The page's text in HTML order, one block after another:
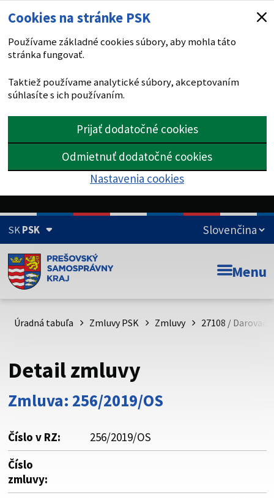
Cookies na stránke PSK
Používame základné cookies súbory, aby mohla táto
stránka fungovať.
Taktiež používame analytické súbory, akceptovaním
súhlasíte s ich používaním.
Prijať dodatočné cookies
Odmietnuť dodatočné cookies
Nastavenia cookies
SKPSK
Doména psk.sk je oficiálna
Toto je oficiálna webová stránka Prešovského
psk.sk.
Buďte pozorní a vždy sa uistite, že zdieľate informácie iba
cez zabezpečenú webovú stránku. Zabezpečená stránka
vždy začína https:// pred názvom domény webového sídla.
Menu
Úradná tabuľa Zmluvy PSK Zmluvy 27108 /
Detail zmluvy
Zmluva: 256/2019/OS
Číslo v RZ:
256/2019/OS
Číslo
zmluvy: